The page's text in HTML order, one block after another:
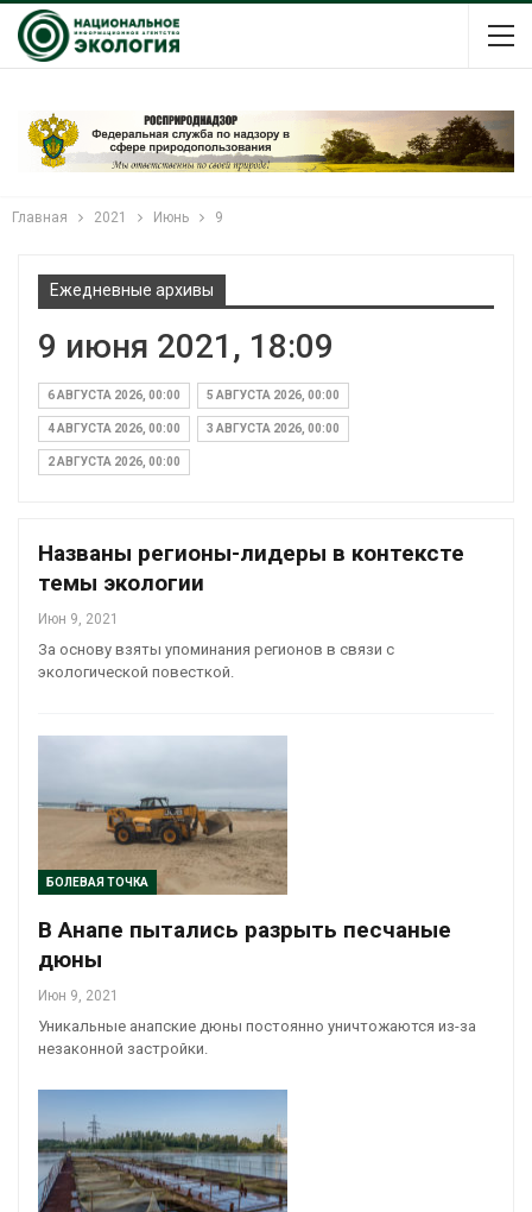
Главная 2021 Июнь 9
Ежедневные архивы
9 июня 2021, 18:09
6 АВГУСТА 2026, 00:00 5 АВГУСТА 2026, 00:00
4 АВГУСТА 2026, 00:00 3 АВГУСТА 2026, 00:00
2 АВГУСТА 2026, 00:00
Названы регионы-лидеры в контексте
темы экологии
Июн 9, 2021
За основу взяты упоминания регионов в связи с
экологической повесткой.
БОЛЕВАЯ ТОЧКА
В Анапе пытались разрыть песчаные
дюны
Июн 9, 2021
Уникальные анапские дюны постоянно уничтожаются из-за
незаконной застройки.